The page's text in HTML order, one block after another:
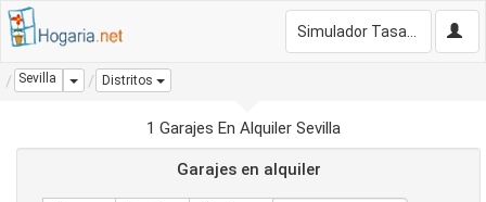
Sevilla Dropdown
Distritos
1 Garajes En Alquiler Sevilla
Garajes en alquiler